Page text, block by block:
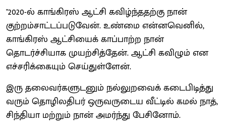
"2020-ல் காங்கிரஸ் ஆட்சி கவிழ்ந்ததற்கு நான்
குற்றம்சாட்டப்படுவேன். உண்மை என்னவெனில்,
காங்கிரஸ் ஆட்சியைக் காப்பாற்ற நான்
தொடர்ச்சியாக முயற்சித்தேன். ஆட்சி கவிழும் என
எச்சரிக்கையும் செய்துள்ளேன்.
இரு தலைவர்களுடனும் நல்லுறவைக் கடைபிடித்து
வரும் தொழிலதிபர் ஒருவருடைய வீட்டில் கமல் நாத்,
சிந்தியா மற்றும் நான் அமர்ந்து பேசினோம்.